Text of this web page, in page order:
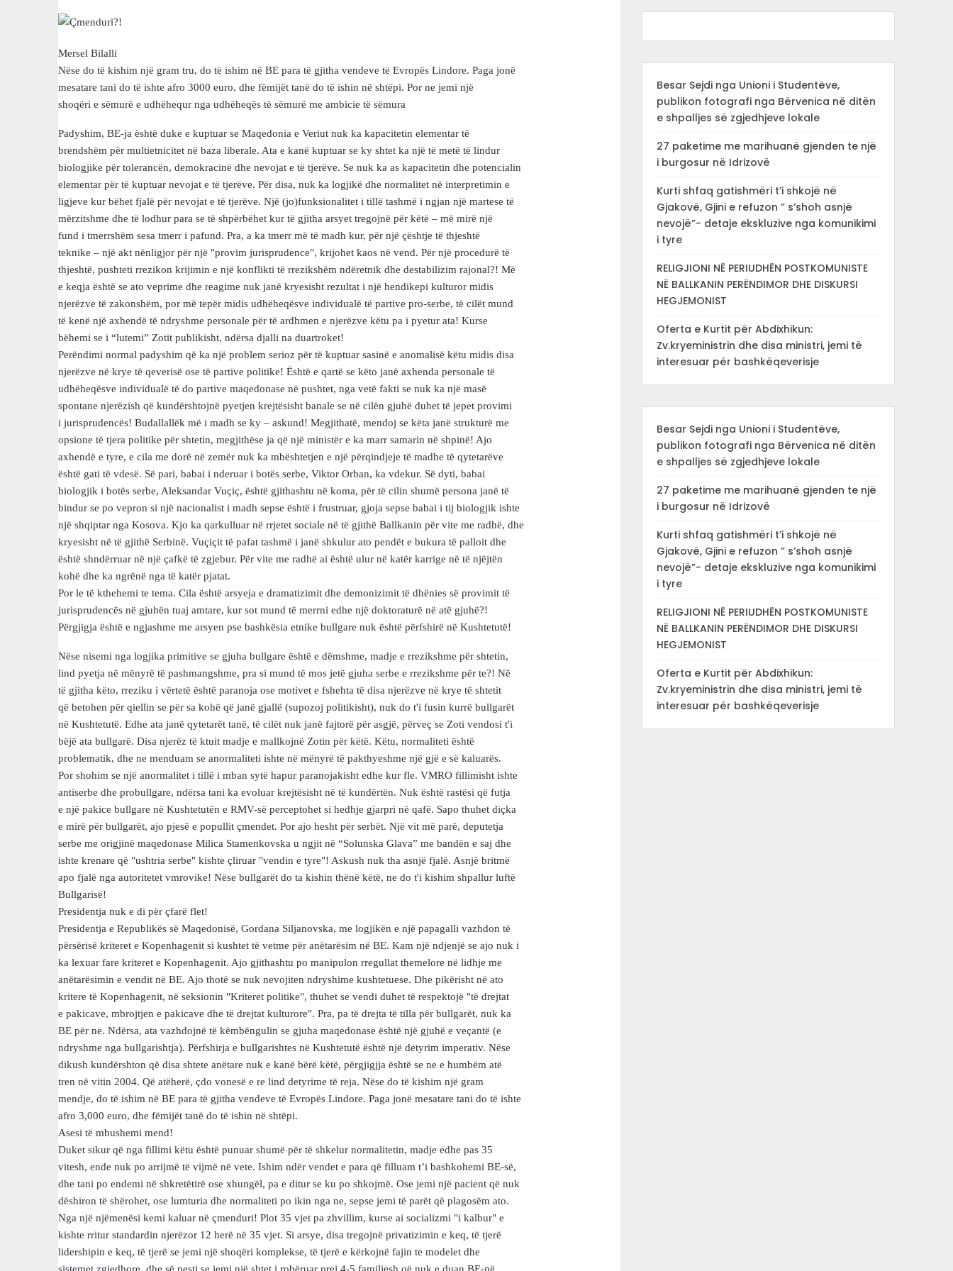
Mersel Bilalli
Nëse do të kishim një gram tru, do të ishim në BE para të gjitha vendeve të Evropës Lindore. Paga jonë
mesatare tani do të ishte afro 3000 euro, dhe fëmijët tanë do të ishin në shtëpi. Por ne jemi një
shoqëri e sëmurë e udhëhequr nga udhëheqës të sëmurë me ambicie të sëmura
Padyshim, BE-ja është duke e kuptuar se Maqedonia e Veriut nuk ka kapacitetin elementar të
brendshëm për multietnicitet në baza liberale. Ata e kanë kuptuar se ky shtet ka një të metë të lindur
biologjike për tolerancën, demokracinë dhe nevojat e të tjerëve. Se nuk ka as kapacitetin dhe potencialin
elementar për të kuptuar nevojat e të tjerëve. Për disa, nuk ka logjikë dhe normalitet në interpretimin e
ligjeve kur bëhet fjalë për nevojat e të tjerëve. Një (jo)funksionalitet i tillë tashmë i ngjan një martese të
mërzitshme dhe të lodhur para se të shpërbëhet kur të gjitha arsyet tregojnë për këtë – më mirë një
fund i tmerrshëm sesa tmerr i pafund. Pra, a ka tmerr më të madh kur, për një çështje të thjeshtë
teknike – një akt nënligjor për një "provim jurisprudence", krijohet kaos në vend. Për një procedurë të
thjeshtë, pushteti rrezikon krijimin e një konflikti të rrezikshëm ndëretnik dhe destabilizim rajonal?! Më
e keqja është se ato veprime dhe reagime nuk janë kryesisht rezultat i një hendikepi kulturor midis
njerëzve të zakonshëm, por më tepër midis udhëheqësve individualë të partive pro-serbe, të cilët mund
të kenë një axhendë të ndryshme personale për të ardhmen e njerëzve këtu pa i pyetur ata! Kurse
bëhemi se i “lutemi” Zotit publikisht, ndërsa djalli na duartroket!
Perëndimi normal padyshim që ka një problem serioz për të kuptuar sasinë e anomalisë këtu midis disa
njerëzve në krye të qeverisë ose të partive politike! Është e qartë se këto janë axhenda personale të
udhëheqësve individualë të do partive maqedonase në pushtet, nga vetë fakti se nuk ka një masë
spontane njerëzish që kundërshtojnë pyetjen krejtësisht banale se në cilën gjuhë duhet të jepet provimi
i jurisprudencës! Budallallëk më i madh se ky – askund! Megjithatë, mendoj se këta janë strukturë me
opsione të tjera politike për shtetin, megjithëse ja që një ministër e ka marr samarin në shpinë! Ajo
axhendë e tyre, e cila me dorë në zemër nuk ka mbështetjen e një përqindjeje të madhe të qytetarëve
është gati të vdesë. Së pari, babai i nderuar i botës serbe, Viktor Orban, ka vdekur. Së dyti, babai
biologjik i botës serbe, Aleksandar Vuçiç, është gjithashtu në koma, për të cilin shumë persona janë të
bindur se po vepron si një nacionalist i madh sepse është i frustruar, gjoja sepse babai i tij biologjik ishte
një shqiptar nga Kosova. Kjo ka qarkulluar në rrjetet sociale në të gjithë Ballkanin për vite me radhë, dhe
kryesisht në të gjithë Serbinë. Vuçiçit të pafat tashmë i janë shkulur ato pendët e bukura të palloit dhe
është shndërruar në një çafkë të zgjebur. Për vite me radhë ai është ulur në katër karrige në të njëjtën
kohë dhe ka ngrënë nga të katër pjatat.
Por le të kthehemi te tema. Cila është arsyeja e dramatizimit dhe demonizimit të dhënies së provimit të
jurisprudencës në gjuhën tuaj amtare, kur sot mund të merrni edhe një doktoraturë në atë gjuhë?!
Përgjigja është e ngjashme me arsyen pse bashkësia etnike bullgare nuk është përfshirë në Kushtetutë!
Nëse nisemi nga logjika primitive se gjuha bullgare është e dëmshme, madje e rrezikshme për shtetin,
lind pyetja në mënyrë të pashmangshme, pra si mund të mos jetë gjuha serbe e rrezikshme për te?! Në
të gjitha këto, rreziku i vërtetë është paranoja ose motivet e fshehta të disa njerëzve në krye të shtetit
që betohen për qiellin se për sa kohë që janë gjallë (supozoj politikisht), nuk do t'i fusin kurrë bullgarët
në Kushtetutë. Edhe ata janë qytetarët tanë, të cilët nuk janë fajtorë për asgjë, përveç se Zoti vendosi t'i
bëjë ata bullgarë. Disa njerëz të ktuit madje e mallkojnë Zotin për këtë. Këtu, normaliteti është
problematik, dhe ne menduam se anormaliteti ishte në mënyrë të pakthyeshme një gjë e së kaluarës.
Por shohim se një anormalitet i tillë i mban sytë hapur paranojakisht edhe kur fle. VMRO fillimisht ishte
antiserbe dhe probullgare, ndërsa tani ka evoluar krejtësisht në të kundërtën. Nuk është rastësi që futja
e një pakice bullgare në Kushtetutën e RMV-së perceptohet si hedhje gjarpri në qafë. Sapo thuhet diçka
e mirë për bullgarët, ajo pjesë e popullit çmendet. Por ajo hesht për serbët. Një vit më parë, deputetja
serbe me origjinë maqedonase Milica Stamenkovska u ngjit në “Solunska Glava” me bandën e saj dhe
ishte krenare që "ushtria serbe" kishte çliruar "vendin e tyre"! Askush nuk tha asnjë fjalë. Asnjë britmë
apo fjalë nga autoritetet vmrovike! Nëse bullgarët do ta kishin thënë këtë, ne do t'i kishim shpallur luftë
Bullgarisë!
Presidentja nuk e di për çfarë flet!
Presidentja e Republikës së Maqedonisë, Gordana Siljanovska, me logjikën e një papagalli vazhdon të
përsërisë kriteret e Kopenhagenit si kushtet të vetme për anëtarësim në BE. Kam një ndjenjë se ajo nuk i
ka lexuar fare kriteret e Kopenhagenit. Ajo gjithashtu po manipulon rregullat themelore në lidhje me
anëtarësimin e vendit në BE. Ajo thotë se nuk nevojiten ndryshime kushtetuese. Dhe pikërisht në ato
kritere të Kopenhagenit, në seksionin "Kriteret politike", thuhet se vendi duhet të respektojë "të drejtat
e pakicave, mbrojtjen e pakicave dhe të drejtat kulturore". Pra, pa të drejta të tilla për bullgarët, nuk ka
BE për ne. Ndërsa, ata vazhdojnë të këmbëngulin se gjuha maqedonase është një gjuhë e veçantë (e
ndryshme nga bullgarishtja). Përfshirja e bullgarishtes në Kushtetutë është një detyrim imperativ. Nëse
dikush kundërshton që disa shtete anëtare nuk e kanë bërë këtë, përgjigjja është se ne e humbëm atë
tren në vitin 2004. Që atëherë, çdo vonesë e re lind detyrime të reja. Nëse do të kishim një gram
mendje, do të ishim në BE para të gjitha vendeve të Evropës Lindore. Paga jonë mesatare tani do të ishte
afro 3,000 euro, dhe fëmijët tanë do të ishin në shtëpi.
Asesi të mbushemi mend!
Duket sikur që nga fillimi këtu është punuar shumë për të shkelur normalitetin, madje edhe pas 35
vitesh, ende nuk po arrijmë të vijmë në vete. Ishim ndër vendet e para që filluam t’i bashkohemi BE-së,
dhe tani po endemi në shkretëtirë ose xhungël, pa e ditur se ku po shkojmë. Ose jemi një pacient që nuk
dëshiron të shërohet, ose lumturia dhe normaliteti po ikin nga ne, sepse jemi të parët që plagosëm ato.
Nga një njëmenësi kemi kaluar në çmenduri! Plot 35 vjet pa zhvillim, kurse ai socializmi "i kalbur" e
kishte rritur standardin njerëzor 12 herë në 35 vjet. Si arsye, disa tregojnë privatizimin e keq, të tjerë
lidershipin e keq, të tjerë se jemi një shoqëri komplekse, të tjerë e kërkojnë fajin te modelet dhe
sistemet zgjedhore, dhe së pesti se jemi një shtet i robëruar prej 4-5 familjesh që nuk e duan BE-në
Besar Sejdi nga Unioni i Studentëve,
publikon fotografi nga Bërvenica në ditën
e shpalljes së zgjedhjeve lokale
27 paketime me marihuanë gjenden te një
i burgosur në Idrizovë
Kurti shfaq gatishmëri t’i shkojë në
Gjakovë, Gjini e refuzon ” s’shoh asnjë
nevojë”- detaje ekskluzive nga komunikimi
i tyre
RELIGJIONI NË PERIUDHËN POSTKOMUNISTE
NË BALLKANIN PERËNDIMOR DHE DISKURSI
HEGJEMONIST
Oferta e Kurtit për Abdixhikun:
Zv.kryeministrin dhe disa ministri, jemi të
interesuar për bashkëqeverisje
Besar Sejdi nga Unioni i Studentëve,
publikon fotografi nga Bërvenica në ditën
e shpalljes së zgjedhjeve lokale
27 paketime me marihuanë gjenden te një
i burgosur në Idrizovë
Kurti shfaq gatishmëri t’i shkojë në
Gjakovë, Gjini e refuzon ” s’shoh asnjë
nevojë”- detaje ekskluzive nga komunikimi
i tyre
RELIGJIONI NË PERIUDHËN POSTKOMUNISTE
NË BALLKANIN PERËNDIMOR DHE DISKURSI
HEGJEMONIST
Oferta e Kurtit për Abdixhikun:
Zv.kryeministrin dhe disa ministri, jemi të
interesuar për bashkëqeverisje